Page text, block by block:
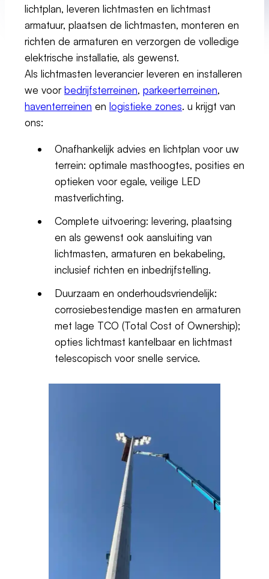
lichtplan, leveren lichtmasten en lichtmast
armatuur, plaatsen de lichtmasten, monteren en
richten de armaturen en verzorgen de volledige
elektrische installatie, als gewenst.
Als lichtmasten leverancier leveren en installeren
we voorbedrijfsterreinen,parkeerterreinen,
haventerreinen enlogistieke zones. u krijgt van
ons:
Onafhankelijk advies en lichtplan voor uw
terrein: optimale masthoogtes, posities en
optieken voor egale, veilige LED
mastverlichting.
Complete uitvoering: levering, plaatsing
en als gewenst ook aansluiting van
lichtmasten, armaturen en bekabeling,
inclusief richten en inbedrijfstelling.
Duurzaam en onderhoudsvriendelijk:
corrosiebestendige masten en armaturen
met lage TCO (Total Cost of Ownership);
opties lichtmast kantelbaar en lichtmast
telescopisch voor snelle service.